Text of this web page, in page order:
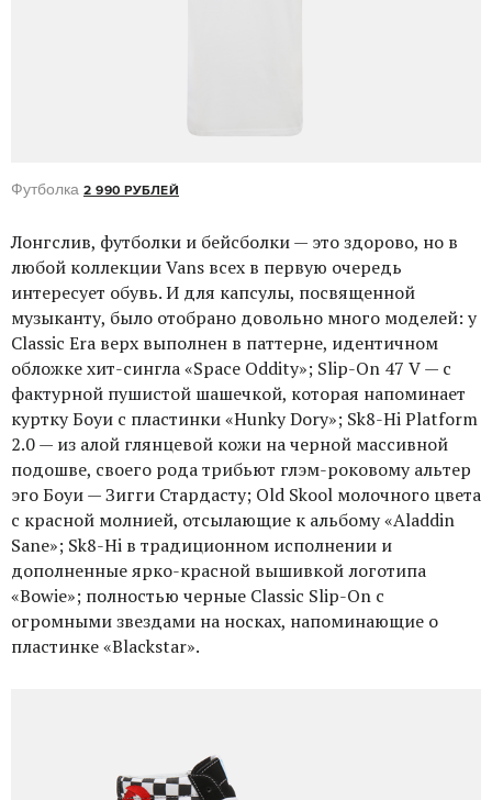
Футболка 2 990 РУБЛЕЙ
Лонгслив, футболки и бейсболки — это здорово, но в
любой коллекции Vans всех в первую очередь
интересует обувь. И для капсулы, посвященной
музыканту, было отобрано довольно много моделей: у
Classic Era верх выполнен в паттерне, идентичном
обложке хит-сингла «Space Oddity»; Slip-On 47 V — с
фактурной пушистой шашечкой, которая напоминает
куртку Боуи с пластинки «Hunky Dory»; Sk8-Hi Platform
2.0 — из алой глянцевой кожи на черной массивной
подошве, своего рода трибьют глэм-роковому альтер
эго Боуи — Зигги Стардасту; Old Skool молочного цвета
с красной молнией, отсылающие к альбому «Aladdin
Sane»; Sk8-Hi в традиционном исполнении и
дополненные ярко-красной вышивкой логотипа
«Bowie»; полностью черные Classic Slip-On с
огромными звездами на носках, напоминающие о
пластинке «Blackstar».